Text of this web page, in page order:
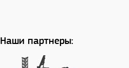
Наши партнеры: